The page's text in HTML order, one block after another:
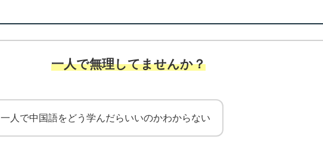
一人で無理してませんか？
一人で中国語をどう学んだらいいのかわからない